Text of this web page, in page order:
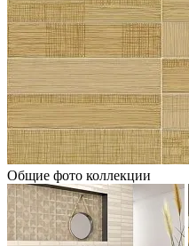
Общие фото коллекции